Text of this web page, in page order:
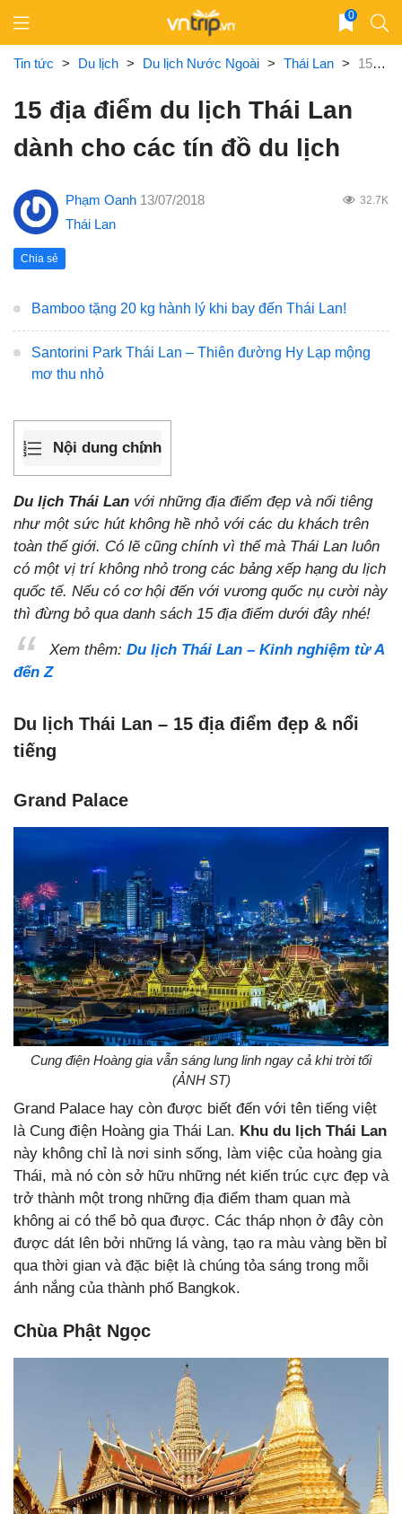
content
0
Tin tức > Du lịch > Du lịch Nước Ngoài > Thái Lan > 15 địa điểm du lịch Thái Lan dành cho các tín đồ du lịch
15 địa điểm du lịch Thái Lan
dành cho các tín đồ du lịch
Phạm Oanh 13/07/2018 32.7K
Thái Lan
Chia sẻ
Bamboo tặng 20 kg hành lý khi bay đến Thái Lan!
Santorini Park Thái Lan – Thiên đường Hy Lạp mộng
mơ thu nhỏ
Nội dung chính
Du lịch Thái Lan với những địa điểm đẹp và nối tiêng
như một sức hút không hề nhỏ với các du khách trên
toàn thế giới. Có lẽ cũng chính vì thế mà Thái Lan luôn
có một vị trí không nhỏ trong các bảng xếp hạng du lịch
quốc tế. Nếu có cơ hội đến với vương quốc nụ cười này
thì đừng bỏ qua danh sách 15 địa điểm dưới đây nhé!
Xem thêm: Du lịch Thái Lan – Kinh nghiệm từ A
đến Z
Du lịch Thái Lan – 15 địa điểm đẹp & nổi
tiếng
Grand Palace
Cung điện Hoàng gia vẫn sáng lung linh ngay cả khi trời tối
(ẢNH ST)
Grand Palace hay còn được biết đến với tên tiếng việt
là Cung điện Hoàng gia Thái Lan. Khu du lịch Thái Lan
này không chỉ là nơi sinh sống, làm việc của hoàng gia
Thái, mà nó còn sở hữu những nét kiến trúc cực đẹp và
trở thành một trong những địa điểm tham quan mà
không ai có thể bỏ qua được. Các tháp nhọn ở đây còn
được dát lên bởi những lá vàng, tạo ra màu vàng bền bỉ
qua thời gian và đặc biệt là chúng tỏa sáng trong mỗi
ánh nắng của thành phố Bangkok.
Chùa Phật Ngọc